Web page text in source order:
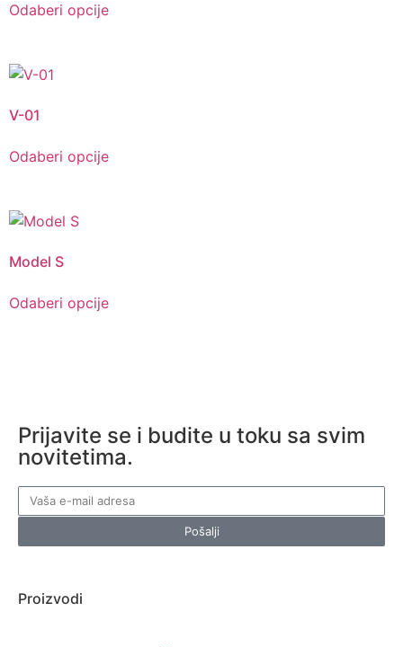
Odaberi opcije
V-01
Odaberi opcije
Model S
Odaberi opcije
Prijavite se i budite u toku sa svim
novitetima.
Pošalji
Proizvodi